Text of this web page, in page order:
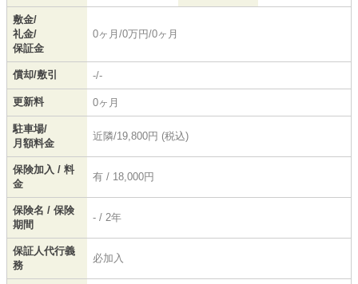
敷金/
礼金/
保証金
0ヶ月/0万円/0ヶ月
償却/敷引 -/-
更新料 0ヶ月
駐車場/
月額料金
近隣/19,800円 (税込)
保険加入 / 料
金
有 / 18,000円
保険名 / 保険
期間
- / 2年
保証人代行義
務
必加入